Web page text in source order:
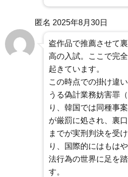
匿名 2025年8月30日
盗作品で推薦させて
高の入試。ここで完
起きています。
この時点での掛け違
うる偽計業務妨害罪
り、韓国では同種事
が厳罰に処され、裏
までが実刑判決を受
り、国際的にはもは
法行為の世界に足を
す。